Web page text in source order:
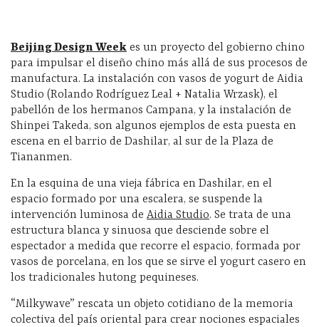
Beijing Design Week es un proyecto del gobierno chino
para impulsar el diseño chino más allá de sus procesos de
manufactura. La instalación con vasos de yogurt de Aidia
Studio (Rolando Rodríguez Leal + Natalia Wrzask), el
pabellón de los hermanos Campana, y la instalación de
Shinpei Takeda, son algunos ejemplos de esta puesta en
escena en el barrio de Dashilar, al sur de la Plaza de
Tiananmen.
En la esquina de una vieja fábrica en Dashilar, en el
espacio formado por una escalera, se suspende la
intervención luminosa de Aidia Studio. Se trata de una
estructura blanca y sinuosa que desciende sobre el
espectador a medida que recorre el espacio, formada por
vasos de porcelana, en los que se sirve el yogurt casero en
los tradicionales hutong pequineses.
“Milkywave” rescata un objeto cotidiano de la memoria
colectiva del país oriental para crear nociones espaciales